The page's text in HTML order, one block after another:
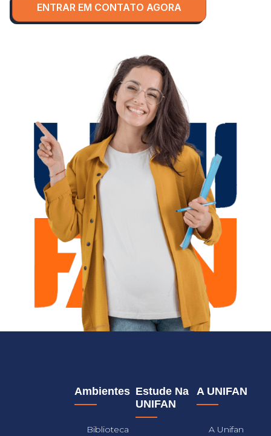
ENTRAR EM CONTATO AGORA
A UNIFAN
A Unifan
Estude Na
UNIFAN
Ambientes
Biblioteca